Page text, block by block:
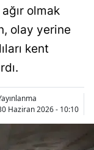
Balıkesir
Bilecik
Burdur
olmak
olay yerine
kent
Haziran 2026 - 10:10